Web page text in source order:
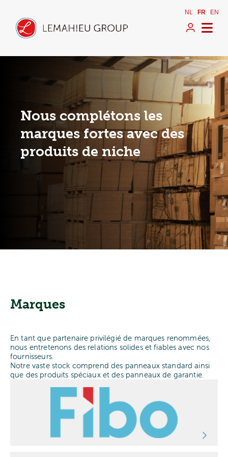
NL FR EN
Nous complétons les
marques fortes avec des
produits de niche
Marques
En tant que partenaire privilégié de marques renommées,
nous entretenons des relations solides et fiables avec nos
fournisseurs.
Notre vaste stock comprend des panneaux standard ainsi
que des produits spéciaux et des panneaux de garantie.